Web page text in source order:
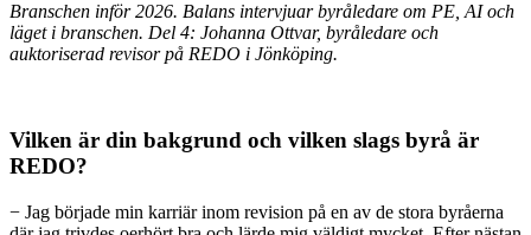
Branschen inför 2026. Balans intervjuar byråledare om PE, AI och
läget i branschen. Del 4: Johanna Ottvar, byråledare och
auktoriserad revisor på REDO i Jönköping.
Vilken är din bakgrund och vilken slags byrå är
REDO?
− Jag började min karriär inom revision på en av de stora byråerna